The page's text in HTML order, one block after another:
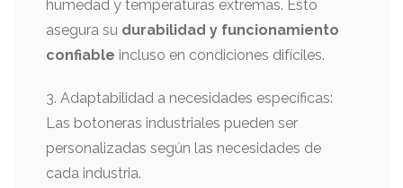
humedad y temperaturas extremas. Esto
asegura su durabilidad y funcionamiento
confiable incluso en condiciones difíciles.
3. Adaptabilidad a necesidades específicas:
Las botoneras industriales pueden ser
personalizadas según las necesidades de
cada industria.